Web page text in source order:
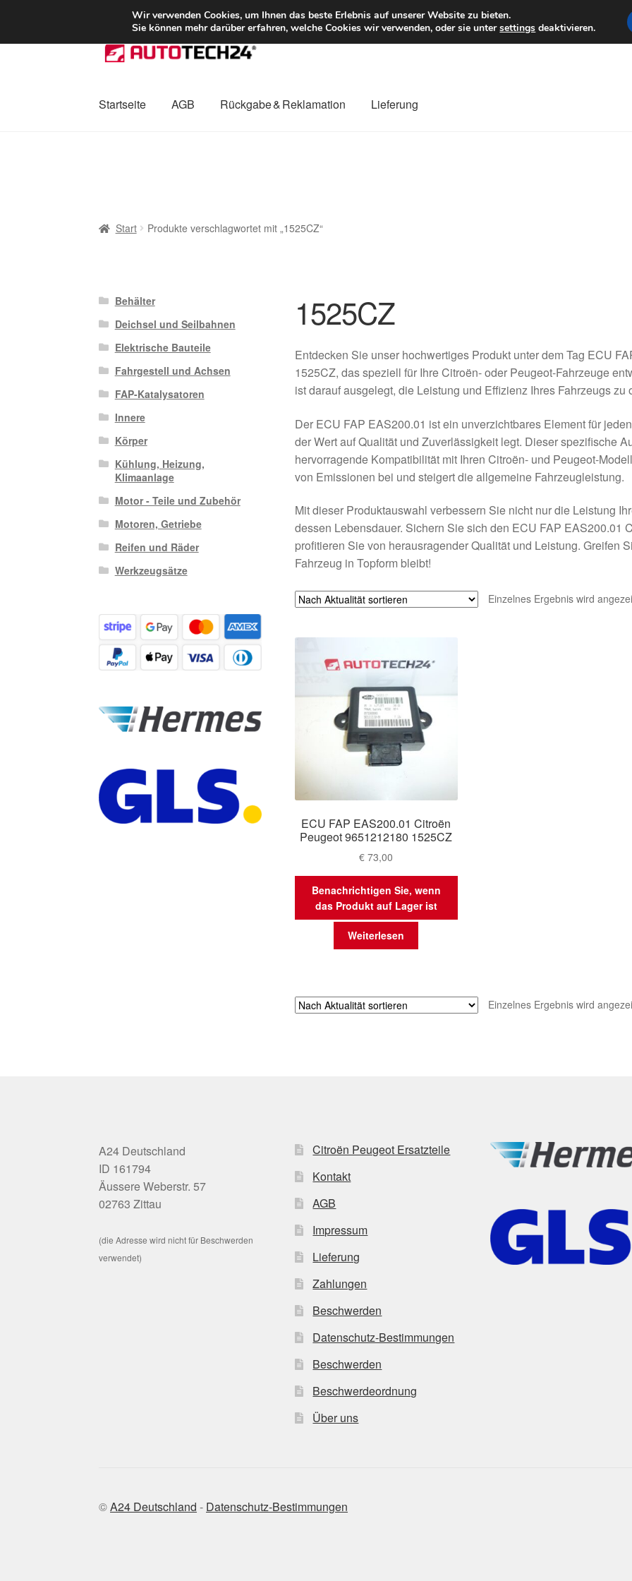
LIEFERUNG ab 6 EUR Mo–Fr
Zur
Navigation
Zum
Inhalt
Startseite
AGB Rückgabe & Reklamation Lieferung
Start Produkte verschlagwortet mit „1525CZ“
1525CZ
Entdecken Sie unser hochwertiges Produkt unter dem Tag ECU
1525CZ, das speziell für Ihre Citroën- oder Peugeot-Fahrzeuge
ist darauf ausgelegt, die Leistung und Effizienz Ihres Fahrzeugs zu
Der ECU FAP EAS200.01 ist ein unverzichtbares Element für
der Wert auf Qualität und Zuverlässigkeit legt. Dieser spezifische
hervorragende Kompatibilität mit Ihren Citroën- und Peugeot-
von Emissionen bei und steigert die allgemeine Fahrzeugleistung.
Mit dieser Produktauswahl verbessern Sie nicht nur die Leistung
dessen Lebensdauer. Sichern Sie sich den ECU FAP EAS200.01
profitieren Sie von herausragender Qualität und Leistung. Greifen
Fahrzeug in Topform bleibt!
Einzelnes Ergebnis wird
ECU FAP EAS200.01 Citroën
Peugeot 9651212180 1525CZ
€ 73,00
Benachrichtigen Sie, wenn
das Produkt auf Lager ist
Weiterlesen
Einzelnes Ergebnis wird
Behälter
Deichsel und Seilbahnen
Elektrische Bauteile
Fahrgestell und Achsen
FAP-Katalysatoren
Innere
Körper
Kühlung, Heizung,
Klimaanlage
Motor - Teile und Zubehör
Motoren, Getriebe
Reifen und Räder
Werkzeugsätze
A24 Deutschland
ID 161794
Äussere Weberstr. 57
02763 Zittau
(die Adresse wird nicht für Beschwerden
verwendet)
Citroën Peugeot Ersatzteile
Kontakt
AGB
Impressum
Lieferung
Zahlungen
Beschwerden
Datenschutz-Bestimmungen
Beschwerden
Beschwerdeordnung
Über uns
©A24 Deutschland - Datenschutz-Bestimmungen
Wir verwenden Cookies, um Ihnen das beste Erlebnis auf unserer Website zu bieten.
Sie können mehr darüber erfahren, welche Cookies wir verwenden, oder sie untersettings deaktivieren.